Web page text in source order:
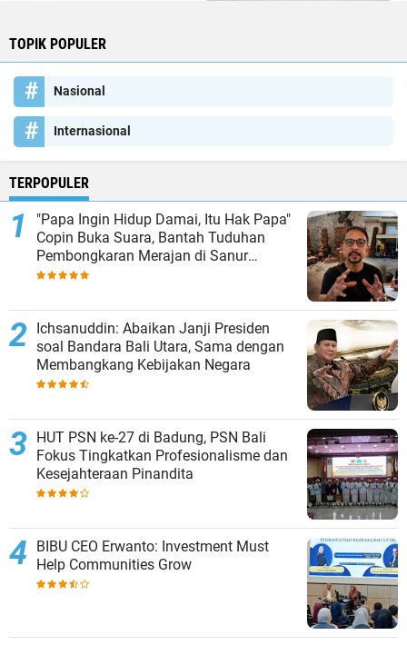
TOPIK POPULER
Nasional
Internasional
TERPOPULER
"Papa Ingin Hidup Damai, Itu Hak Papa"
Copin Buka Suara, Bantah Tuduhan
Pembongkaran Merajan di Sanur
Sepihak
Ichsanuddin: Abaikan Janji Presiden
soal Bandara Bali Utara, Sama dengan
Membangkang Kebijakan Negara
HUT PSN ke-27 di Badung, PSN Bali
Fokus Tingkatkan Profesionalisme dan
Kesejahteraan Pinandita
BIBU CEO Erwanto: Investment Must
Help Communities Grow